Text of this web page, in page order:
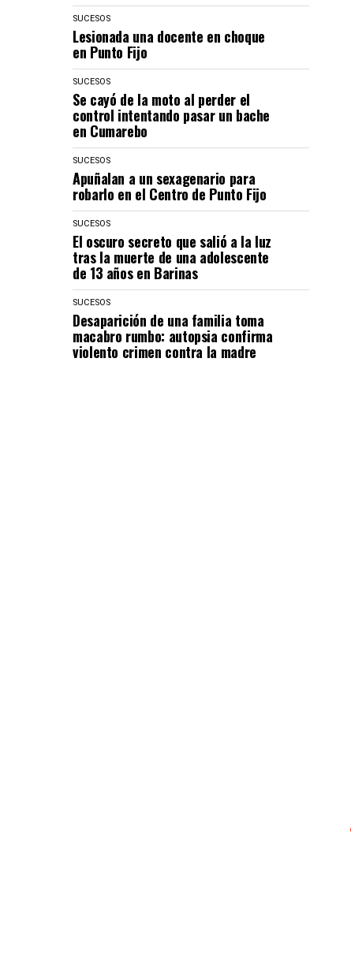
SUCESOS
Lesionada una docente en choque
en Punto Fijo
SUCESOS
Se cayó de la moto al perder el
control intentando pasar un bache
en Cumarebo
SUCESOS
Apuñalan a un sexagenario para
robarlo en el Centro de Punto Fijo
SUCESOS
El oscuro secreto que salió a la luz
tras la muerte de una adolescente
de 13 años en Barinas
SUCESOS
Desaparición de una familia toma
macabro rumbo: autopsia confirma
violento crimen contra la madre